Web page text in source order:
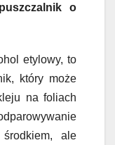
o
etylowy, to
który może
na foliach
ale